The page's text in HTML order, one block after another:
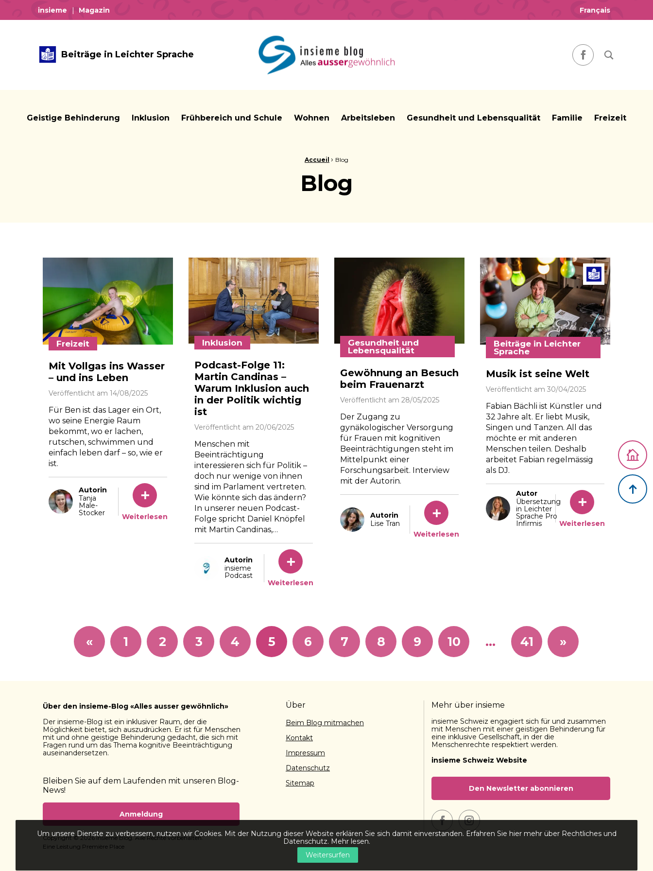
insieme Magazin Français
Beiträge in Leichter Sprache
insieme Blog Alles ausser gewöhnlich
FacebookNach
Geistige Behinderung Inklusion Frühbereich und Schule Wohnen Arbeitsleben Gesundheit und Lebensqualität Familie Freizeit
Accueil › Blog
Blog
Freizeit
Mit Vollgas ins Wasser
– und ins Leben
Veröffentlicht am 14/08/2025
Für Ben ist das Lager ein Ort,
wo seine Energie Raum
bekommt, wo er lachen,
rutschen, schwimmen und
einfach leben darf – so, wie er
ist.
Autorin
Tanja
Male-
Stocker
Weiterlesen
Inklusion
Podcast-Folge 11:
Martin Candinas –
Warum Inklusion auch
in der Politik wichtig
ist
Veröffentlicht am 20/06/2025
Menschen mit
Beeinträchtigung
interessieren sich für Politik –
doch nur wenige von ihnen
sind im Parlament vertreten.
Wie könnte sich das ändern?
In unserer neuen Podcast-
Folge spricht Daniel Knöpfel
mit Martin Candinas,…
Autorin
insieme
Podcast
Weiterlesen
Gesundheit und
Lebensqualität
Gewöhnung an Besuch
beim Frauenarzt
Veröffentlicht am 28/05/2025
Der Zugang zu
gynäkologischer Versorgung
für Frauen mit kognitiven
Beeinträchtigungen steht im
Mittelpunkt einer
Forschungsarbeit. Interview
mit der Autorin.
Autorin
Lise Tran
Weiterlesen
© Marion Nitsch/Lunax
Beiträge in Leichter
Sprache
Musik ist seine Welt
Veröffentlicht am 30/04/2025
Fabian Bächli ist Künstler und
32 Jahre alt. Er liebt Musik,
Singen und Tanzen. All das
möchte er mit anderen
Menschen teilen. Deshalb
arbeitet Fabian regelmässig
als DJ.
Autor
Übersetzung
in Leichter
Sprache Pro
Infirmis
Weiterlesen
« 1 2 3 4 5 6 7 8 9 10 … 41 »
Über den insieme-Blog «Alles ausser gewöhnlich»
Der insieme-Blog ist ein inklusiver Raum, der die
Möglichkeit bietet, sich auszudrücken. Er ist für Menschen
mit und ohne geistige Behinderung gedacht, die sich mit
Fragen rund um das Thema kognitive Beeinträchtigung
auseinandersetzen.
Bleiben Sie auf dem Laufenden mit unseren Blog-
News!
Anmeldung
Copyright © 2026insieme Blog. Alle Rechte vorbehalten.
Eine Leistung Première Place
Über
Beim Blog mitmachen
Kontakt
Impressum
Datenschutz
Sitemap
Mehr über insieme
insieme Schweiz engagiert sich für und zusammen
mit Menschen mit einer geistigen Behinderung für
eine inklusive Gesellschaft, in der die
Menschenrechte respektiert werden.
insieme Schweiz Website
Den Newsletter abonnieren
Zurück
Zurück
Um unsere Dienste zu verbessern, nutzen wir Cookies. Mit der Nutzung dieser Website erklären Sie sich damit einverstanden. Erfahren Sie hier mehr über Rechtliches und
Datenschutz. Mehr lesen.
Weitersurfen